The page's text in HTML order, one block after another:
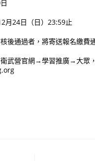
月24日（日）23:59止
後通過者，將寄送報名繳費
衛武營官網→學習推廣→大